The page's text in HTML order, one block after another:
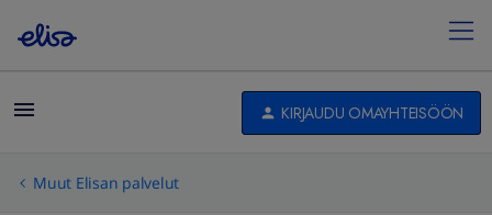
KIRJAUDU OMAYHTEISÖÖN
Muut Elisan palvelut